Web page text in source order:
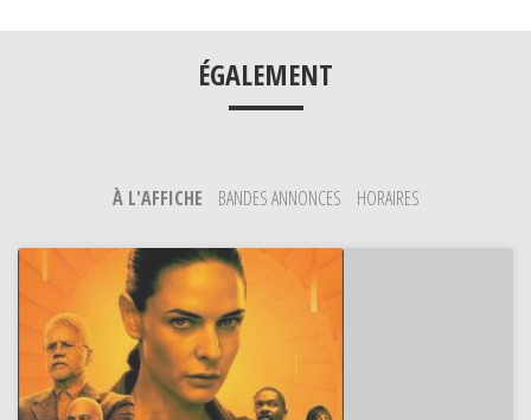
ÉGALEMENT
___
À L'AFFICHE BANDES ANNONCES HORAIRES